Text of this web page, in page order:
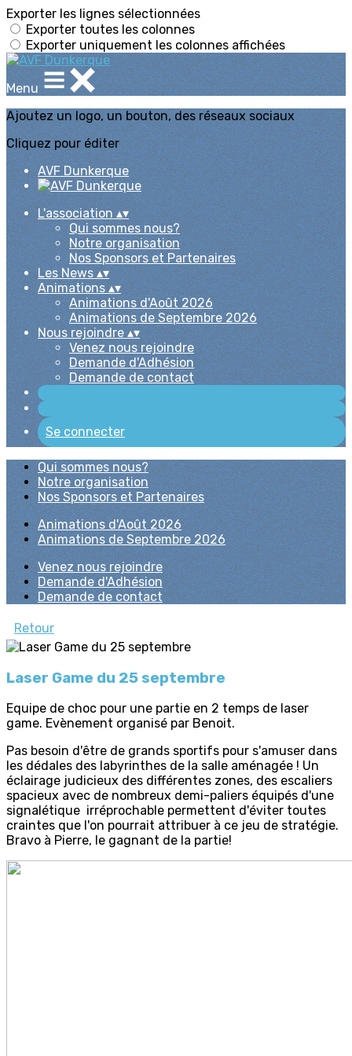
Exporter les lignes sélectionnées
Exporter toutes les colonnes
Exporter uniquement les colonnes affichées
Menu
Ajoutez un logo, un bouton, des réseaux sociaux
Cliquez pour éditer
AVF Dunkerque
L'association▴▾
Qui sommes nous?
Notre organisation
Nos Sponsors et Partenaires
Les News▴▾
Animations▴▾
Animations d'Août 2026
Animations de Septembre 2026
Nous rejoindre▴▾
Venez nous rejoindre
Demande d'Adhésion
Demande de contact
Se connecter
Qui sommes nous?
Notre organisation
Nos Sponsors et Partenaires
Animations d'Août 2026
Animations de Septembre 2026
Venez nous rejoindre
Demande d'Adhésion
Demande de contact
Retour
Laser Game du 25 septembre
Equipe de choc pour une partie en 2 temps de laser
game. Evènement organisé par Benoit.
Pas besoin d'être de grands sportifs pour s'amuser dans
les dédales des labyrinthes de la salle aménagée ! Un
éclairage judicieux des différentes zones, des escaliers
spacieux avec de nombreux demi-paliers équipés d'une
signalétique irréprochable permettent d'éviter toutes
craintes que l'on pourrait attribuer à ce jeu de stratégie.
Bravo à Pierre, le gagnant de la partie!